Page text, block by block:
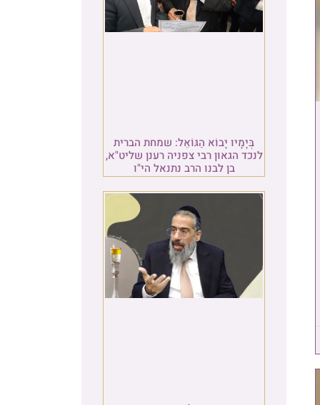
בְּיָמָיו יָבוֹא הַגּוֹאֵל: שמחת הברית
לנכד הגאון רבי צפניה רענן שליט"א,
בן לבנו הרב נתנאל הי"ו